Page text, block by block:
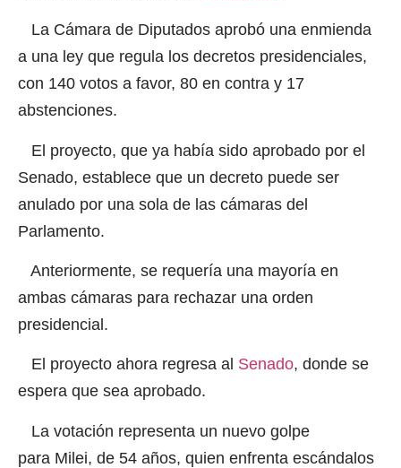
La Cámara de Diputados aprobó una enmienda
a una ley que regula los decretos presidenciales,
con 140 votos a favor, 80 en contra y 17
abstenciones.
El proyecto, que ya había sido aprobado por el
Senado, establece que un decreto puede ser
anulado por una sola de las cámaras del
Parlamento.
Anteriormente, se requería una mayoría en
ambas cámaras para rechazar una orden
presidencial.
El proyecto ahora regresa al Senado, donde se
espera que sea aprobado.
La votación representa un nuevo golpe
para Milei, de 54 años, quien enfrenta escándalos